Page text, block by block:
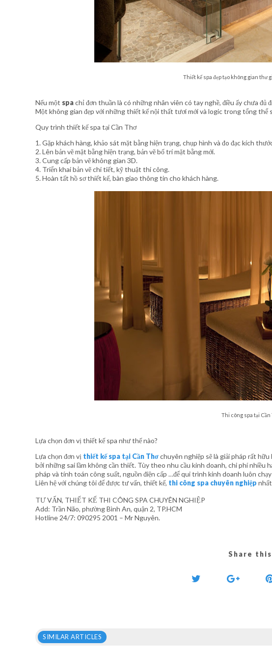
Thiết kế spa đẹp tạo không gian thư
Nếu một spachỉ đơn thuần là có những nhân viên có tay nghề, điều ấy chưa
Một không gian đẹp với những thiết kế nội thất tươi mới và logic trong tổng thể
Quy trình thiết kế spa tại Cần Thơ
1. Gặp khách hàng, khảo sát mặt bằng hiện trạng, chụp hình và đo đạc kích
2. Lên bản vẽ mặt bằng hiện trạng, bản vẽ bố trí mặt bằng mới.
3. Cung cấp bản vẽ không gian 3D.
4. Triển khai bản vẽ chi tiết, kỹ thuật thi công.
5. Hoàn tất hồ sơ thiết kế, bàn giao thông tin cho khách hàng.
Thi công spa tại Cần
Lựa chọn đơn vị thiết kế spa như thế nào?
Lựa chọn đơn vị thiết kế spa tại Cần Thơchuyên nghiệp sẽ là giải pháp rất
bởi những sai lầm không cần thiết. Tùy theo nhu cầu kinh doanh, chi phí nhiều
pháp và tính toán công suất, nguồn điện cấp …để qui trình kinh doanh luôn
Liên hệ với chúng tôi để được tư vấn, thiết kế, thi công spa chuyên nghiệp
TƯ VẤN, THIẾT KẾ THI CÔNG SPA CHUYÊN NGHIỆP
Add: Trần Não, phường Bình An, quận 2, TP.HCM
Hotline 24/7: 090295 2001 – Mr Nguyên.
Share
SIMILAR ARTICLES